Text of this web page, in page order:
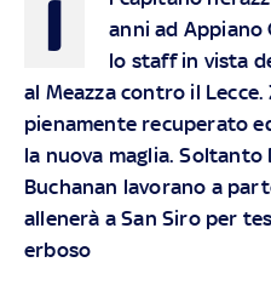
I
anni ad Appiano
lo staff in vista
al Meazza contro il
pienamente recuperato
la nuova maglia.
Buchanan lavorano a
allenerà a San Siro per
erboso